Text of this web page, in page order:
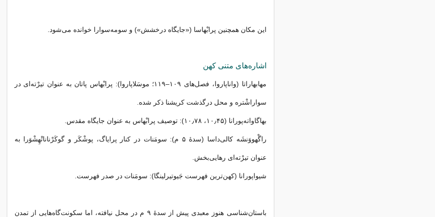
این مکان همچنین پرابْهاسا («جایگاه درخشش») و سومه‌سوارا خوانده می‌شود.
اشاره‌های متنی کهن
مهابهاراتا (وانا‌پاروا، فصل‌های ۱۰۹–۱۱۹؛ موسَلا‌پاروا): پرابْهاس پاتان به عنوان تیرْته‌ای در
سواراشْتره و محل درگذشت کریشنا ذکر شده.
بهاگاواته‌پورانا (۱۰٫۴۵، ۱۰٫۷۸): توصیف پرابْهاس به عنوان جایگاه مقدس.
راگْهووَنشَه کالی‌داسا (سدهٔ ۵ م): سومَنات در کنار پرایاگ، پوشْکَر و گوکَرْناناتْهِشْوَرا به
عنوان تیرْته‌ای رهایی‌بخش.
شیوا‌پورانا (کهن‌ترین فهرست جَیوتیرلینگا): سومَنات در صدر فهرست.
باستان‌شناسی هنوز معبدی پیش از سدهٔ ۹ م در محل نیافته، اما سکونت‌گاه‌هایی از تمدن